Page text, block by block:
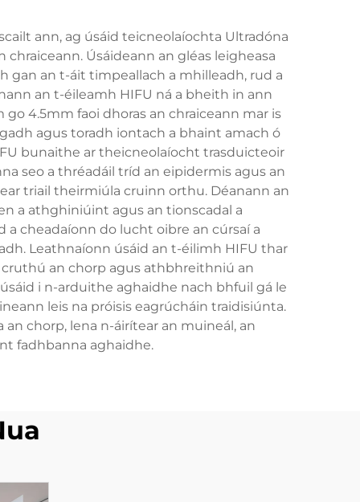
ann, ag úsáid teicneolaíochta Ultradóna
Úsáideann an gléas leigheasa
gan an t-áit timpeallach a mhilleadh, rud a
an t-éileamh HIFU ná a bheith in ann
4.5mm faoi dhoras an chraiceann mar is
agus toradh iontach a bhaint amach ó
bunaithe ar theicneolaíocht trasduicteoir
seo a thréadáil tríd an eipidermis agus an
triail theirmiúla cruinn orthu. Déanann an
a athghiniúint agus an tionscadal a
cheadaíonn do lucht oibre an cúrsaí a
Leathnaíonn úsáid an t-éilimh HIFU thar
an chorp agus athbhreithniú an
i n-arduithe aghaidhe nach bhfuil gá le
leis na próisis eagrúcháin traidisiúnta.
chorp, lena n-áirítear an muineál, an
fadhbanna aghaidhe.